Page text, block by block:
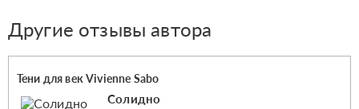
Другие отзывы автора
Тени для век Vivienne Sabo
Солидно